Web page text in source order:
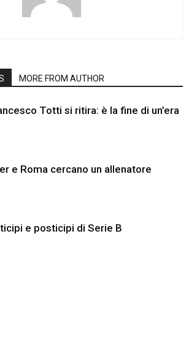
MORE FROM AUTHOR
Totti si ritira: è la fine di un’era
e Roma cercano un allenatore
e posticipi di Serie B